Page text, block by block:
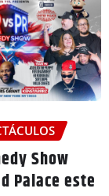
Show
Palace este